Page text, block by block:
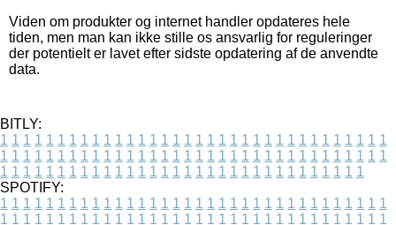
Viden om produkter og internet handler opdateres hele
tiden, men man kan ikke stille os ansvarlig for reguleringer
der potentielt er lavet efter sidste opdatering af de anvendte
data.
BITLY:
1 1 1 1 1 1 1 1 1 1 1 1 1 1 1 1 1 1 1 1 1 1 1 1 1 1 1 1 1 1 1 1 1 1
1 1 1 1 1 1 1 1 1 1 1 1 1 1 1 1 1 1 1 1 1 1 1 1 1 1 1 1 1 1 1 1 1 1
1 1 1 1 1 1 1 1 1 1 1 1 1 1 1 1 1 1 1 1 1 1 1 1 1 1 1 1 1 1 1 1
SPOTIFY:
1 1 1 1 1 1 1 1 1 1 1 1 1 1 1 1 1 1 1 1 1 1 1 1 1 1 1 1 1 1 1 1 1 1
1 1 1 1 1 1 1 1 1 1 1 1 1 1 1 1 1 1 1 1 1 1 1 1 1 1 1 1 1 1 1 1 1 1